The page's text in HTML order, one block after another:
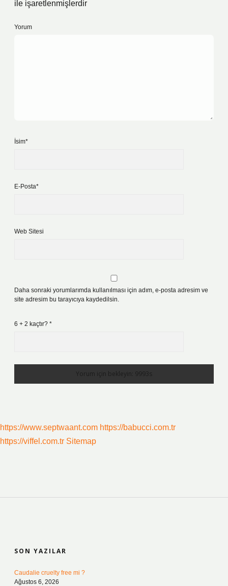
ile işaretlenmişlerdir
Yorum
İsim*
E-Posta*
Web Sitesi
Daha sonraki yorumlarımda kullanılması için adım, e-posta adresim ve
site adresim bu tarayıcıya kaydedilsin.
6 + 2 kaçtır? *
https://www.septwaant.com https://babucci.com.tr
https://viffel.com.tr Sitemap
SON YAZILAR
Caudalie cruelty free mi ?
Ağustos 6, 2026